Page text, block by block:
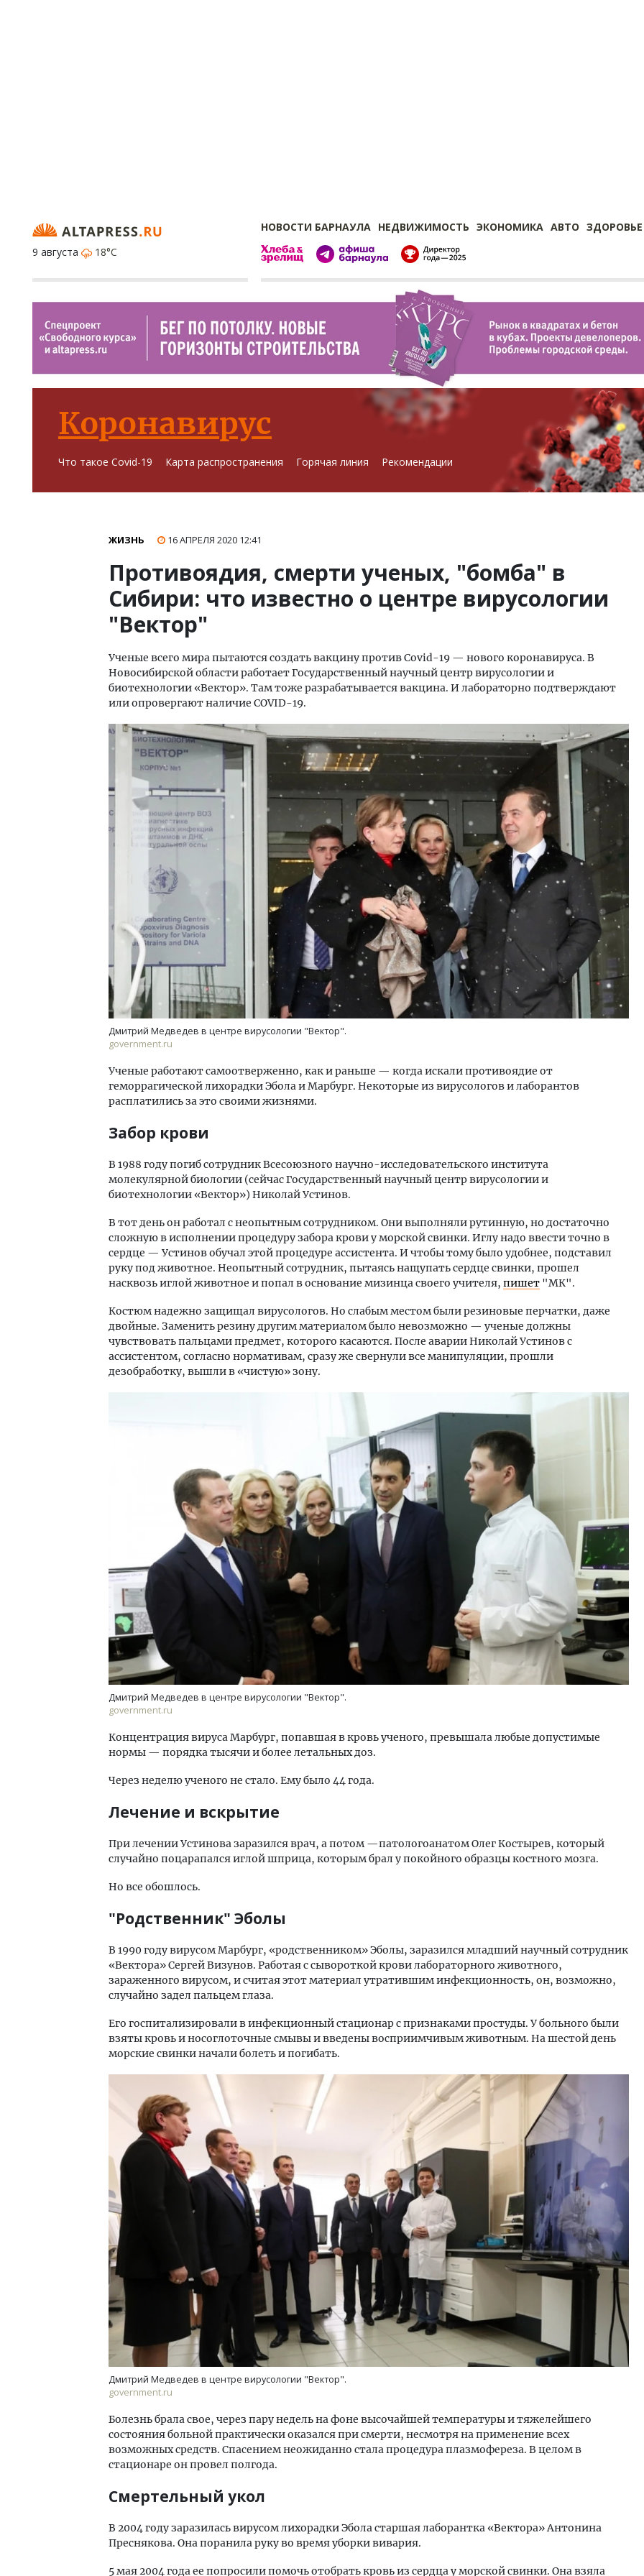
НОВОСТИ БАРНАУЛА НЕДВИЖИМОСТЬ ЭКОНОМИКА АВТО ЗДОРОВЬЕ
9 августа
18°C
Коронавирус
Что такое Covid-19 Карта распространения Горячая линия Рекомендации
ЖИЗНЬ 16 АПРЕЛЯ 2020 12:41
Противоядия, смерти ученых, "бомба" в
Сибири: что известно о центре вирусологии
"Вектор"
Ученые всего мира пытаются создать вакцину против Covid-19 — нового коронавируса. В
Новосибирской области работает Государственный научный центр вирусологии и
биотехнологии «Вектор». Там тоже разрабатывается вакцина. И лабораторно подтверждают
или опровергают наличие COVID-19.
Дмитрий Медведев в центре вирусологии "Вектор".
government.ru
Ученые работают самоотверженно, как и раньше — когда искали противоядие от
геморрагической лихорадки Эбола и Марбург. Некоторые из вирусологов и лаборантов
расплатились за это своими жизнями.
Забор крови
В 1988 году погиб сотрудник Всесоюзного научно-исследовательского института
молекулярной биологии (сейчас Государственный научный центр вирусологии и
биотехнологии «Вектор») Николай Устинов.
В тот день он работал с неопытным сотрудником. Они выполняли рутинную, но достаточно
сложную в исполнении процедуру забора крови у морской свинки. Иглу надо ввести точно в
сердце — Устинов обучал этой процедуре ассистента. И чтобы тому было удобнее, подставил
руку под животное. Неопытный сотрудник, пытаясь нащупать сердце свинки, прошел
насквозь иглой животное и попал в основание мизинца своего учителя, пишет "МК".
Костюм надежно защищал вирусологов. Но слабым местом были резиновые перчатки, даже
двойные. Заменить резину другим материалом было невозможно — ученые должны
чувствовать пальцами предмет, которого касаются. После аварии Николай Устинов с
ассистентом, согласно нормативам, сразу же свернули все манипуляции, прошли
дезобработку, вышли в «чистую» зону.
Дмитрий Медведев в центре вирусологии "Вектор".
government.ru
Концентрация вируса Марбург, попавшая в кровь ученого, превышала любые допустимые
нормы — порядка тысячи и более летальных доз.
Через неделю ученого не стало. Ему было 44 года.
Лечение и вскрытие
При лечении Устинова заразился врач, а потом —патологоанатом Олег Костырев, который
случайно поцарапался иглой шприца, которым брал у покойного образцы костного мозга.
Но все обошлось.
"Родственник" Эболы
В 1990 году вирусом Марбург, «родственником» Эболы, заразился младший научный сотрудник
«Вектора» Сергей Визунов. Работая с сывороткой крови лабораторного животного,
зараженного вирусом, и считая этот материал утратившим инфекционность, он, возможно,
случайно задел пальцем глаза.
Его госпитализировали в инфекционный стационар с признаками простуды. У больного были
взяты кровь и носоглоточные смывы и введены восприимчивым животным. На шестой день
морские свинки начали болеть и погибать.
Дмитрий Медведев в центре вирусологии "Вектор".
government.ru
Болезнь брала свое, через пару недель на фоне высочайшей температуры и тяжелейшего
состояния больной практически оказался при смерти, несмотря на применение всех
возможных средств. Спасением неожиданно стала процедура плазмофереза. В целом в
стационаре он провел полгода.
Смертельный укол
В 2004 году заразилась вирусом лихорадки Эбола старшая лаборантка «Вектора» Антонина
Преснякова. Она поранила руку во время уборки вивария.
5 мая 2004 года ее попросили помочь отобрать кровь из сердца у морской свинки. Она взяла
Смелость архитектурных идей.
Генеральный директор компании
ЗИАС — об эстетике городов,
трендах в фасадах и развитии рынка
СТРОИТЕЛЬСТВО
Архитектурный код начинается с
земли. Мощение крупноформатными
плитами становится новым
стандартом благоустройства
СТРОИТЕЛЬСТВО
Ищем новые берега.
«Жилищной инициативы»
Гатилов — о том, как
оставаться на плаву,
штормит
СТРОИТЕЛЬСТВО